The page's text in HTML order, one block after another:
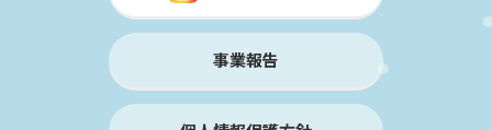
事業報告